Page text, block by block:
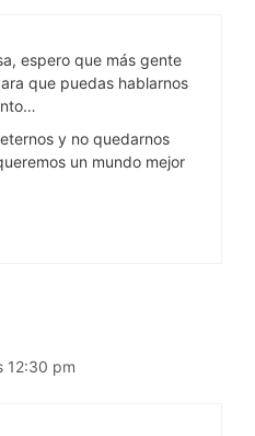
espero que más gente
que puedas hablarnos
y no quedarnos
un mundo mejor
12:30 pm